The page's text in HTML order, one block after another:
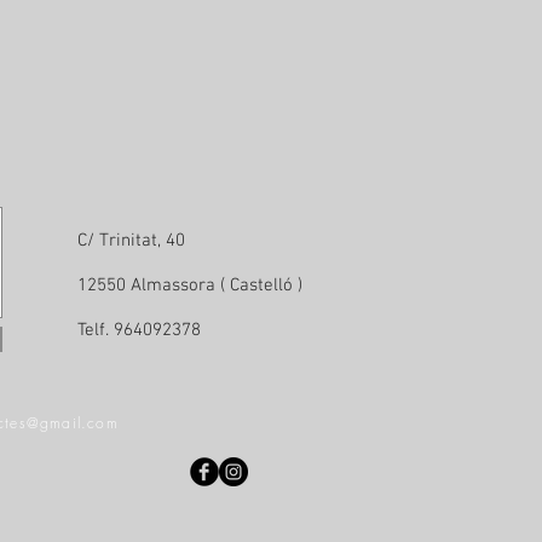
C/ Trinitat, 40
12550 Almassora ( Castelló )
Telf. 964092378